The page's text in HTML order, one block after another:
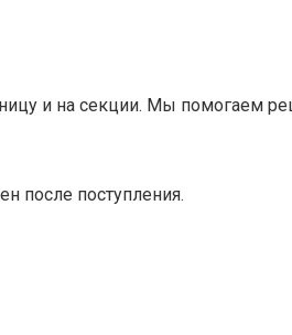
и на секции. Мы помогаем
после поступления.